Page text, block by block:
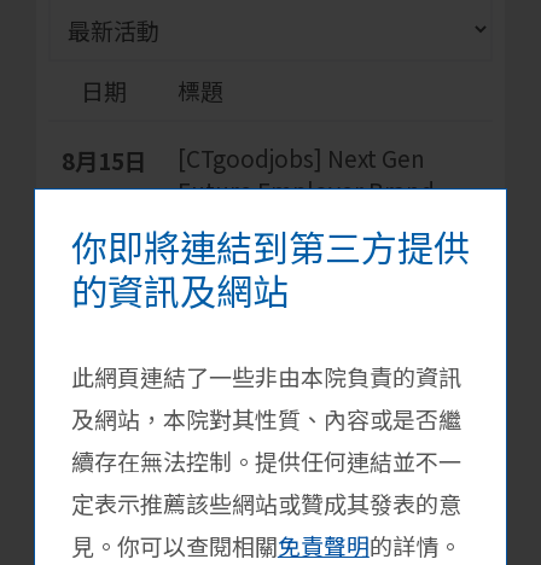
你即將連結到第三方提供
的資訊及網站
此網頁連結了一些非由本院負責的資訊
及網站，本院對其性質、內容或是否繼
續存在無法控制。提供任何連結並不一
定表示推薦該些網站或贊成其發表的意
見。你可以查閱相關免責聲明的詳情。
日期 標題
8月15日
[CTgoodjobs] Next Gen
Future Employer Brand
Awards 2026
校外活動
立即報名
12月31日
[勞工處大灣區青年就業科]
2026年大灣區青年就業計劃
校外活動